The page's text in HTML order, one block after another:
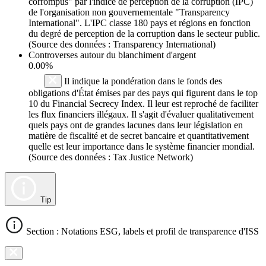
de l'organisation non gouvernementale "Transparency
International". L'IPC classe 180 pays et régions en fonction
du degré de perception de la corruption dans le secteur public.
(Source des données : Transparency International)
Controverses autour du blanchiment d'argent
0.00%
Il indique la pondération dans le fonds des
obligations d'État émises par des pays qui figurent dans le top
10 du Financial Secrecy Index. Il leur est reproché de faciliter
les flux financiers illégaux. Il s'agit d'évaluer qualitativement
quels pays ont de grandes lacunes dans leur législation en
matière de fiscalité et de secret bancaire et quantitativement
quelle est leur importance dans le système financier mondial.
(Source des données : Tax Justice Network)
Tip
Section : Notations ESG, labels et profil de transparence d'ISS